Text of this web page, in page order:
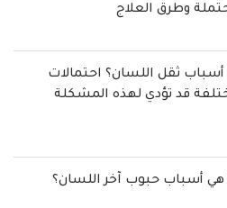
وطرق العلاج
أسباب ثقل اللسان؟ احتمالات
قد تؤدي لهذه المشكلة
هي أسباب حبوب آخر اللسان؟